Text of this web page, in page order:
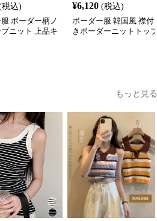
税込)
ボーダー柄ノ
ニット 上品キ
¥6,120 (税込)
ボーダー服 韓国風 襟付
きボーダーニットトップ
もっと見る